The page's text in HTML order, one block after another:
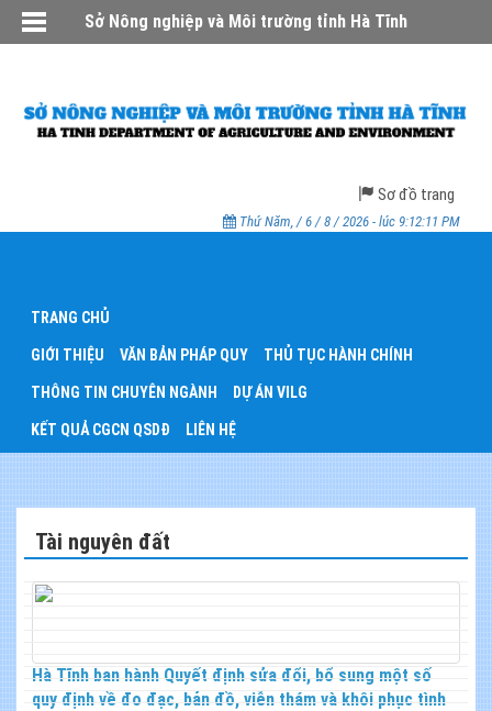
Sở Nông nghiệp và Môi trường tỉnh Hà Tĩnh
Sơ đồ trang
Thứ Năm, / 6 / 8 / 2026 - lúc 9:12:11 PM
TRANG CHỦ
GIỚI THIỆU VĂN BẢN PHÁP QUY THỦ TỤC HÀNH CHÍNH
THÔNG TIN CHUYÊN NGÀNH DỰ ÁN VILG
KẾT QUẢ CGCN QSDĐ LIÊN HỆ
Tài nguyên đất
Hà Tĩnh ban hành Quyết định sửa đổi, bổ sung một số
quy định về đo đạc, bản đồ, viễn thám và khôi phục tình